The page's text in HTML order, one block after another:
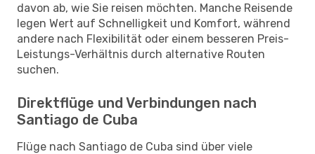
davon ab, wie Sie reisen möchten. Manche Reisende
legen Wert auf Schnelligkeit und Komfort, während
andere nach Flexibilität oder einem besseren Preis-
Leistungs-Verhältnis durch alternative Routen
suchen.
Direktflüge und Verbindungen nach
Santiago de Cuba
Flüge nach Santiago de Cuba sind über viele